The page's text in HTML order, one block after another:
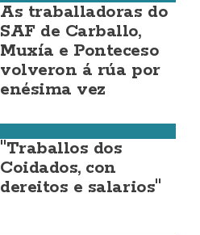
As traballadoras do
SAF de Carballo,
Muxía e Ponteceso
volveron á rúa por
enésima vez
"Traballos dos
Coidados, con
dereitos e salarios"